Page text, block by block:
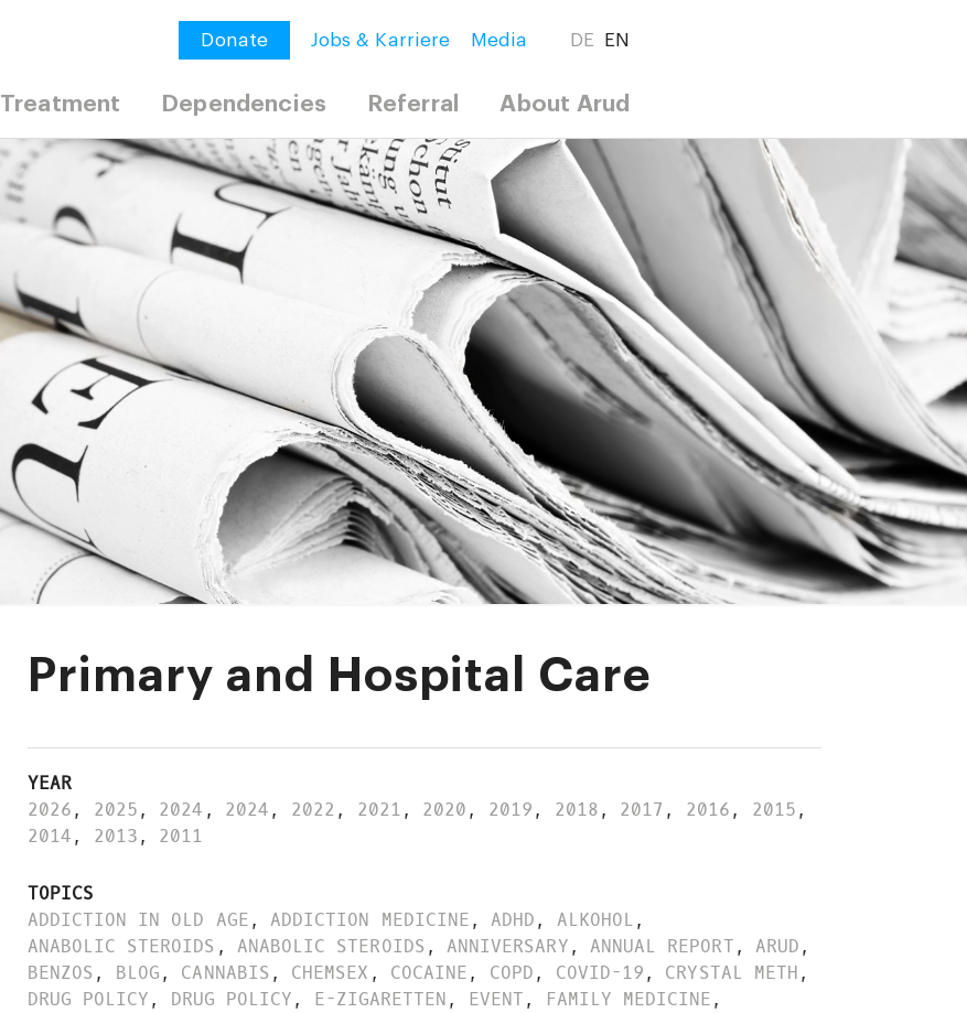
Donate Jobs & Karriere Media DE EN
Treatment Dependencies Referral About Arud
Primary and Hospital Care
YEAR
2026, 2025, 2024 , 2024, 2022 , 2021, 2020, 2019, 2018, 2017 , 2016, 2015,
2014, 2013, 2011
TOPICS
ADDICTION IN OLD AGE, ADDICTION MEDICINE, ADHD, ALKOHOL,
ANABOLIC STEROIDS , ANABOLIC STEROIDS , ANNIVERSARY, ANNUAL REPORT, ARUD,
BENZOS , BLOG, CANNABIS , CHEMSEX , COCAINE, COPD, COVID-19, CRYSTAL METH,
DRUG POLICY, DRUG POLICY, E-ZIGARETTEN, EVENT, FAMILY MEDICINE,